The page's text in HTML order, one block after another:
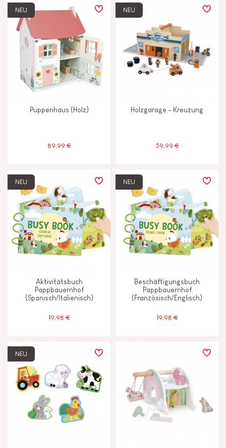
NEU
Puppenhaus (Holz)
89,99 €
NEU
Holzgarage - Kreuzung
59,99 €
NEU
Aktivitätsbuch
Pappbauernhof
(Spanisch/Italienisch)
19,98 €
NEU
Beschäftigungsbuch
Pappbauernhof
(Französisch/Englisch)
19,98 €
NEU